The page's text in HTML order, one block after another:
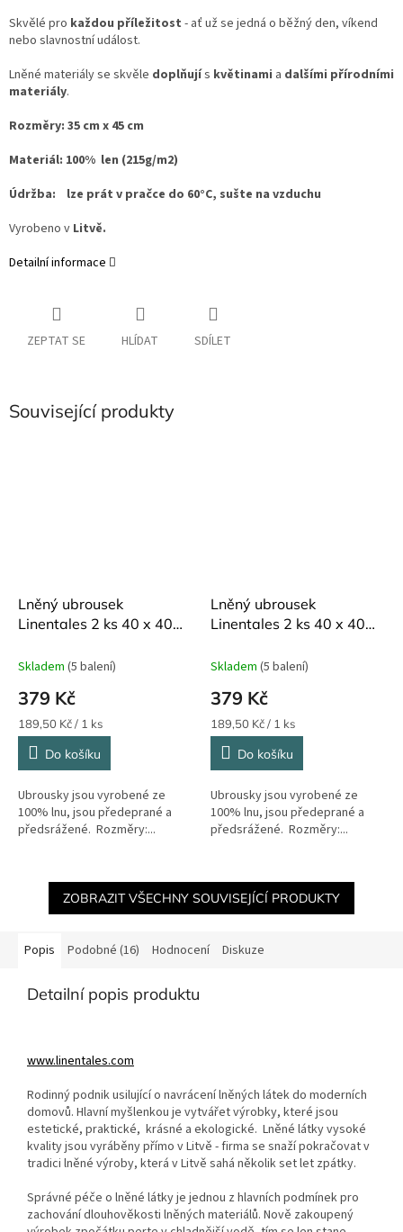
Skvělé pro každou příležitost - ať už se jedná o běžný den, víkend
nebo slavnostní událost.
Lněné materiály se skvěle doplňujís květinami a dalšími přírodními
materiály.
Rozměry: 35 cm x 45 cm
Materiál: 100% len (215g/m2)
Údržba: lze prát v pračce do 60°C, sušte na vzduchu
Vyrobeno v Litvě.
Detailní informace
ZEPTAT SE HLÍDAT SDÍLET
Související produkty
Lněný ubrousek
Linentales 2 ks 40 x 40
Skladem (5 balení)
379 Kč
Měrná
cena:
189,50 Kč / 1 ks
Do košíku
Ubrousky jsou vyrobené ze
100% lnu, jsou předeprané a
předsrážené. Rozměry:...
Lněný ubrousek
Linentales 2 ks 40 x 40
Skladem (5 balení)
379 Kč
Měrná
cena:
189,50 Kč / 1 ks
Do košíku
Ubrousky jsou vyrobené ze
100% lnu, jsou předeprané a
předsrážené. Rozměry:...
ZOBRAZIT VŠECHNY SOUVISEJÍCÍ PRODUKTY
Popis Podobné (16) Hodnocení Diskuze
Detailní popis produktu
www.linentales.com
Rodinný podnik usilující o navrácení lněných látek do moderních
domovů. Hlavní myšlenkou je vytvářet výrobky, které jsou
estetické, praktické, krásné a ekologické. Lněné látky vysoké
kvality jsou vyráběny přímo v Litvě - firma se snaží pokračovat v
tradici lněné výroby, která v Litvě sahá několik set let zpátky.
Správné péče o lněné látky je jednou z hlavních podmínek pro
zachování dlouhověkosti lněných materiálů. Nově zakoupený